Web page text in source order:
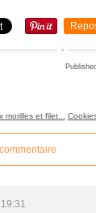
morilles et filet...